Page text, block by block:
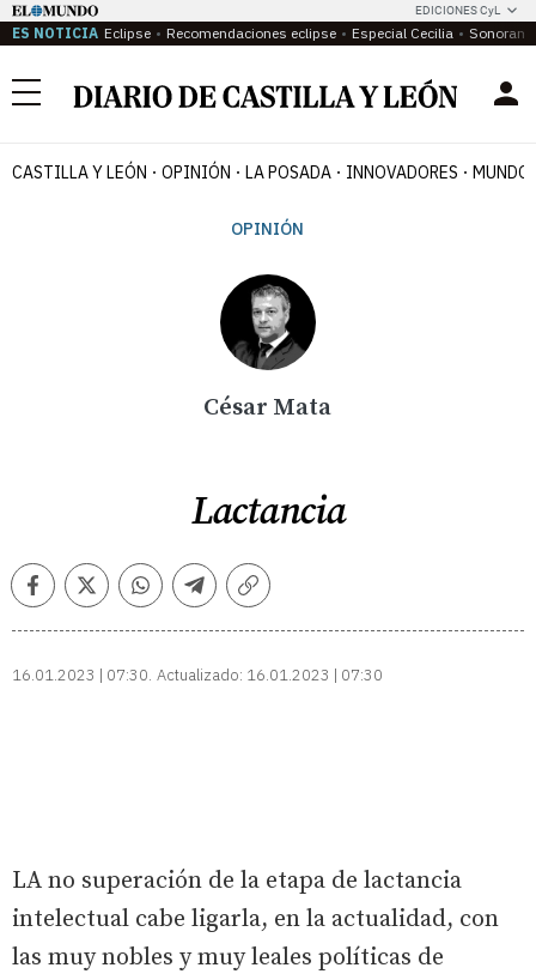
EDICIONES CyL
ES NOTICIA Eclipse Recomendaciones eclipse Especial Cecilia
Menú
CASTILLA Y LEÓN OPINIÓN LA POSADA INNOVADORES MUNDO
OPINIÓN
César Mata
Lactancia
FacebookTwitterWhatsappTelegramCopiar
16.01.2023 | 07:30 Actualizado: 16.01.2023 | 07:30
LA no superación de la etapa de lactancia
intelectual cabe ligarla, en la actualidad, con
las muy nobles y muy leales políticas de